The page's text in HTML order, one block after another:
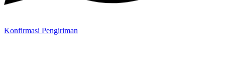
Konfirmasi Pengiriman